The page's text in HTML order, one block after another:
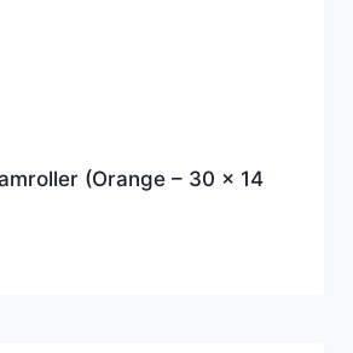
(Orange – 30 x 14